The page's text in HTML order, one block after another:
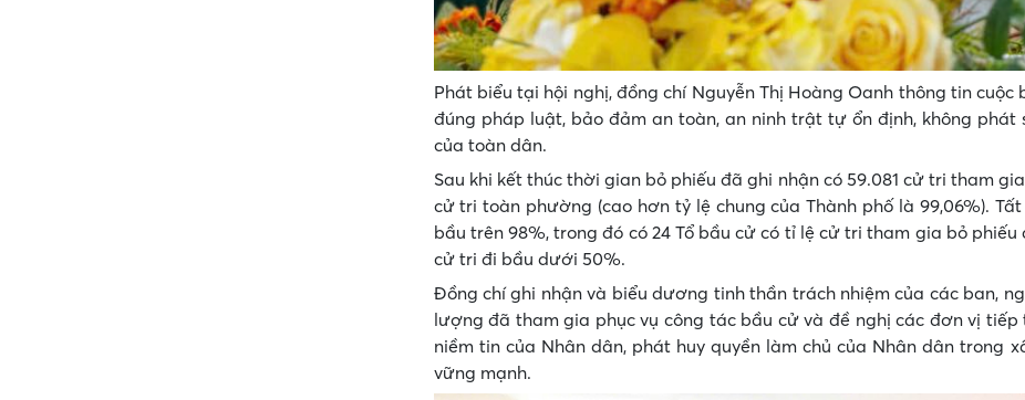
Phát biểu tại hội nghị, đồng chí Nguyễn Thị Hoàng Oanh thông tin
đúng pháp luật, bảo đảm an toàn, an ninh trật tự ổn định, không
của toàn dân.
Sau khi kết thúc thời gian bỏ phiếu đã ghi nhận có 59.081 cử tri tham
cử tri toàn phường (cao hơn tỷ lệ chung của Thành phố là 99,06%).
bầu trên 98%, trong đó có 24 Tổ bầu cử có tỉ lệ cử tri tham gia bỏ
cử tri đi bầu dưới 50%.
Đồng chí ghi nhận và biểu dương tinh thần trách nhiệm của các ban,
lượng đã tham gia phục vụ công tác bầu cử và đề nghị các đơn vị
niềm tin của Nhân dân, phát huy quyền làm chủ của Nhân dân trong
vững mạnh.